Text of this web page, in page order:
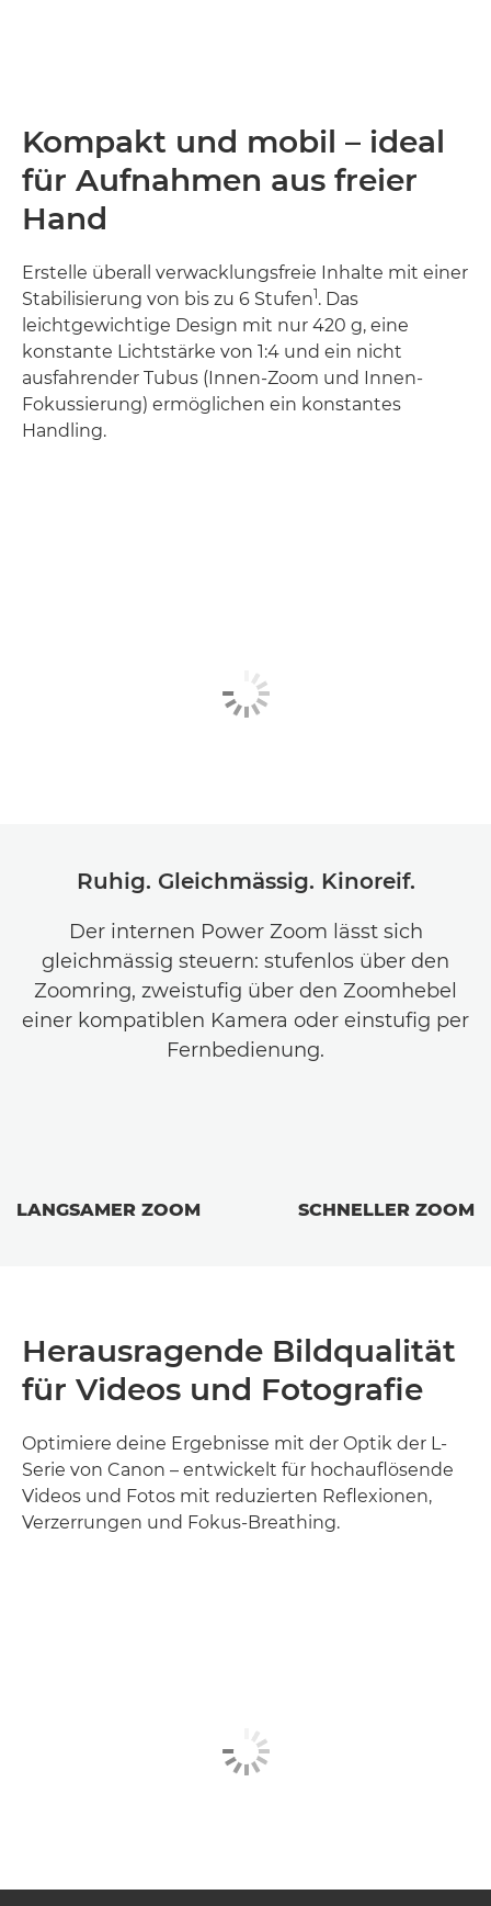
Kompakt und mobil – ideal
für Aufnahmen aus freier
Hand
Erstelle überall verwacklungsfreie Inhalte mit einer
Stabilisierung von bis zu 6 Stufen1. Das
leichtgewichtige Design mit nur 420 g, eine
konstante Lichtstärke von 1:4 und ein nicht
ausfahrender Tubus (Innen-Zoom und Innen-
Fokussierung) ermöglichen ein konstantes
Handling.
Ruhig. Gleichmässig. Kinoreif.
Der internen Power Zoom lässt sich
gleichmässig steuern: stufenlos über den
Zoomring, zweistufig über den Zoomhebel
einer kompatiblen Kamera oder einstufig per
Fernbedienung.
LANGSAMER ZOOM SCHNELLER ZOOM
Herausragende Bildqualität
für Videos und Fotografie
Optimiere deine Ergebnisse mit der Optik der L-
Serie von Canon – entwickelt für hochauflösende
Videos und Fotos mit reduzierten Reflexionen,
Verzerrungen und Fokus-Breathing.